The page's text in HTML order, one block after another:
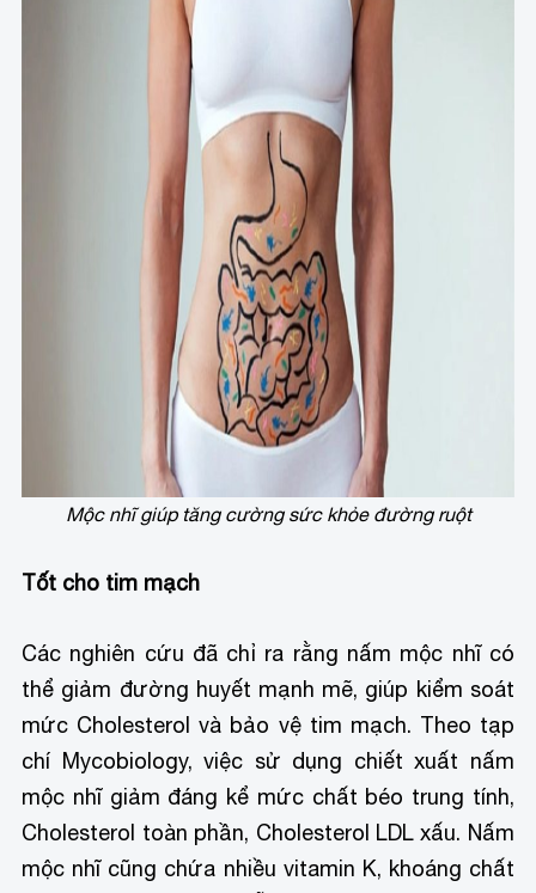
Mộc nhĩ giúp tăng cường sức khỏe đường ruột
Tốt cho tim mạch
Các nghiên cứu đã chỉ ra rằng nấm mộc nhĩ có
thể giảm đường huyết mạnh mẽ, giúp kiểm soát
mức Cholesterol và bảo vệ tim mạch. Theo tạp
chí Mycobiology, việc sử dụng chiết xuất nấm
mộc nhĩ giảm đáng kể mức chất béo trung tính,
Cholesterol toàn phần, Cholesterol LDL xấu. Nấm
mộc nhĩ cũng chứa nhiều vitamin K, khoáng chất